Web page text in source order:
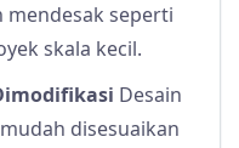
seperti
skala kecil.
Desain
disesuaikan